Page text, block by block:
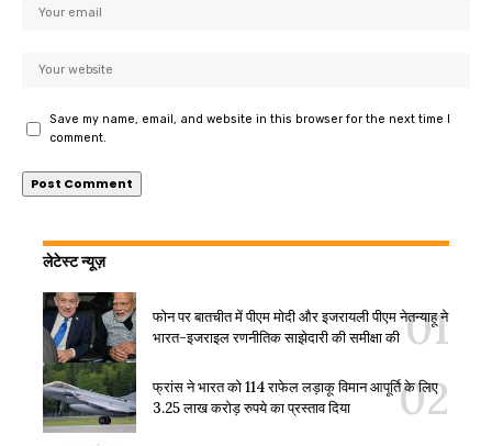
Save my name, email, and website in this browser for the next time I
comment.
लेटेस्ट न्यूज़
फोन पर बातचीत में पीएम मोदी और इजरायली पीएम नेतन्याहू ने
भारत-इजराइल रणनीतिक साझेदारी की समीक्षा की
फ्रांस ने भारत को 114 राफेल लड़ाकू विमान आपूर्ति के लिए
3.25 लाख करोड़ रुपये का प्रस्ताव दिया